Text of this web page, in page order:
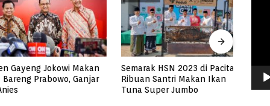
Jokowi Makan
Prabowo, Ganjar
Semarak HSN 2023 di Pacitan,
Ribuan Santri Makan Ikan
Tuna Super Jumbo
di